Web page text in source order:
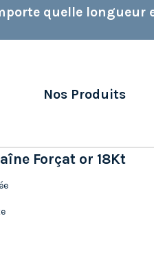
quelle longueur
Nos Produits
Forçat or 18Kt